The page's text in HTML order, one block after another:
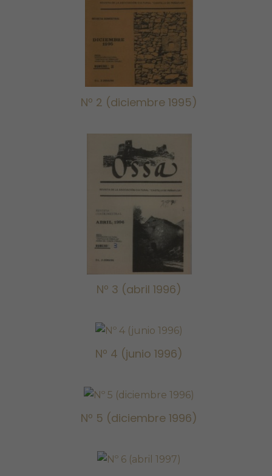
Nº 2 (diciembre
1995)
Nº 2 (diciembre 1995)
Nº 3 (abril 1996)
Nº 3 (abril 1996)
Nº 4 (junio
1996)
Nº 4 (junio 1996)
Nº 5 (diciembre
1996)
Nº 5 (diciembre 1996)